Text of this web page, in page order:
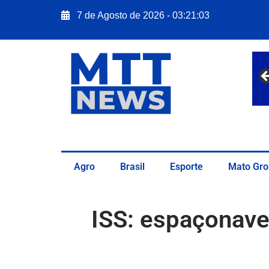
7 de Agosto de 2026 - 03:21:05
Agro Brasil Esporte Mato
ISS: